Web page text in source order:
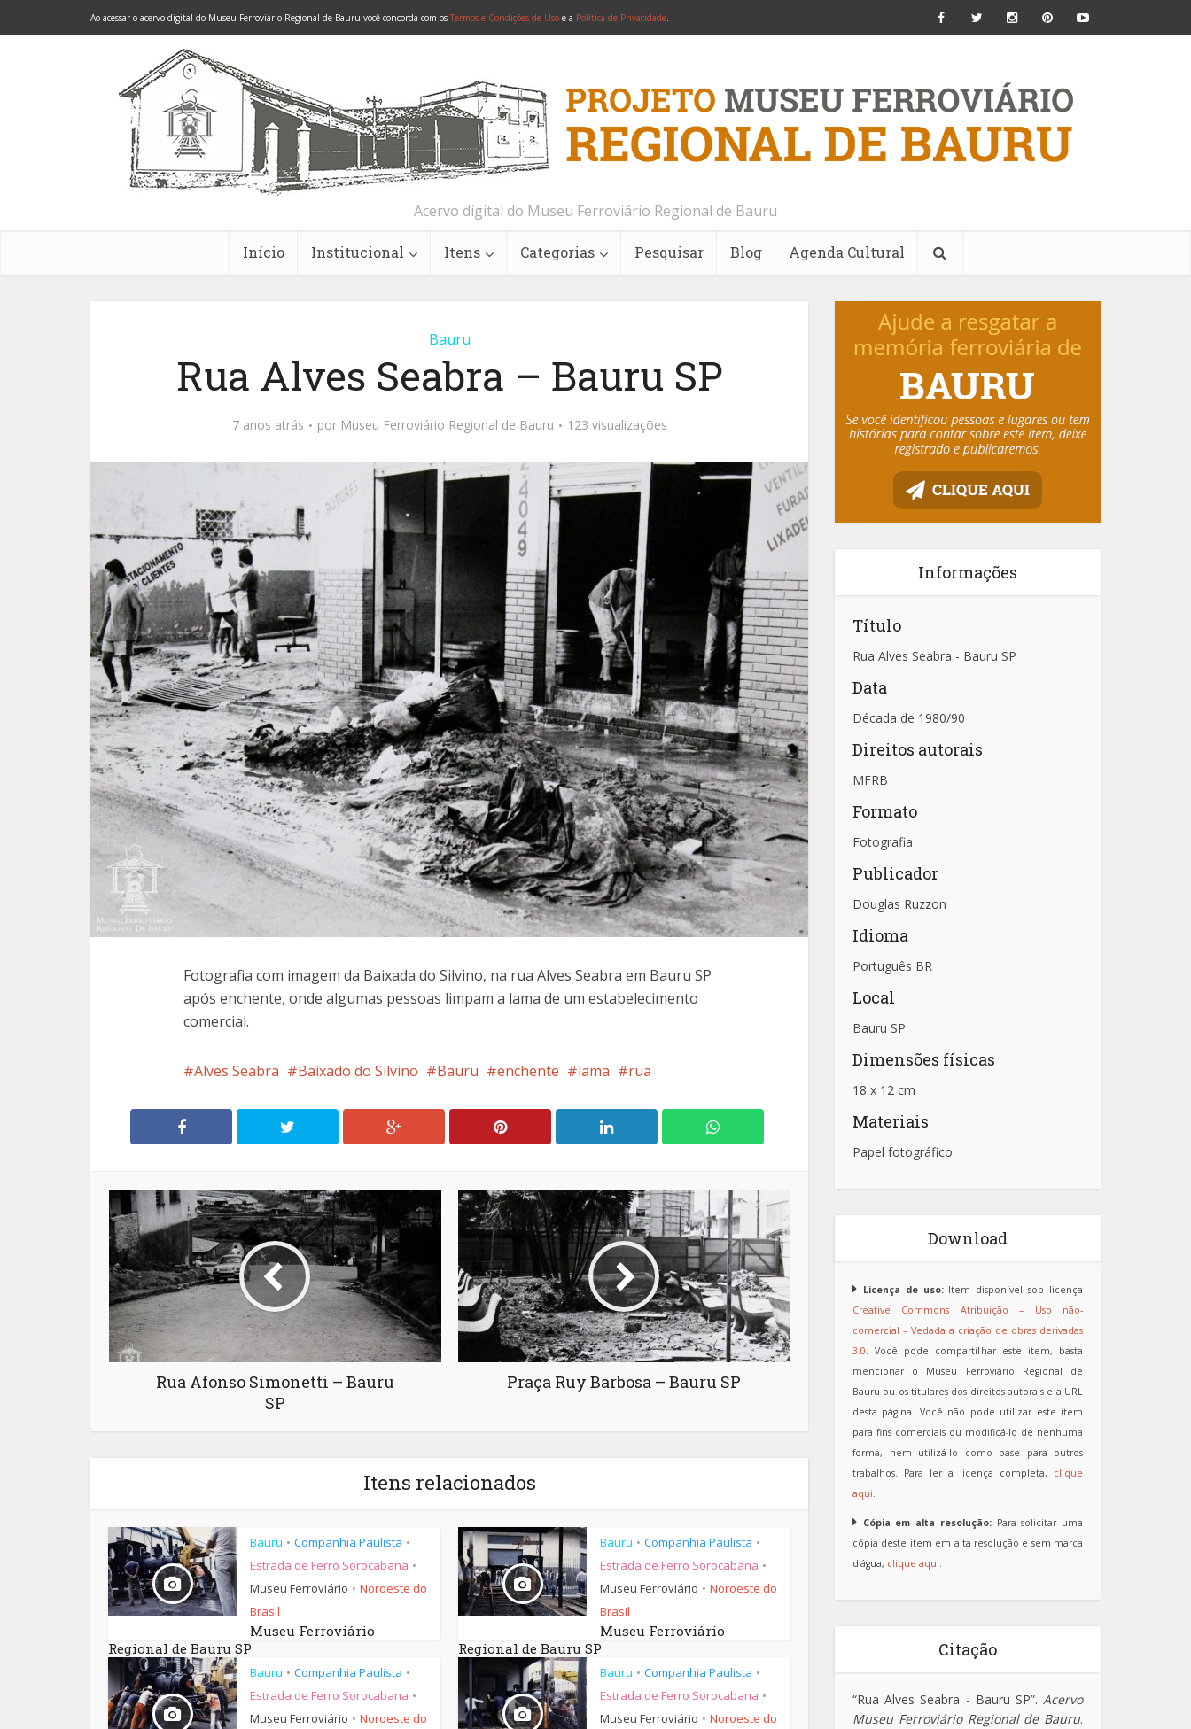
Ao acessar o acervo digital do Museu Ferroviário Regional de Bauru você concorda com os Termos e Condições de Uso e a Política de Privacidade.
Acervo digital do Museu Ferroviário Regional de Bauru
Início Institucional Itens Categorias Pesquisar Blog Agenda Cultural
Bauru
Rua Alves Seabra – Bauru SP
7 anos atrás por Museu Ferroviário Regional de Bauru 123 visualizações
Fotografia com imagem da Baixada do Silvino, na rua Alves Seabra em Bauru SP
após enchente, onde algumas pessoas limpam a lama de um estabelecimento
comercial.
Alves Seabra Baixado do Silvino Bauru enchente lama rua
Rua Afonso Simonetti – Bauru
SP
Praça Ruy Barbosa – Bauru SP
Itens relacionados
Bauru • Companhia Paulista •
Estrada de Ferro Sorocabana •
Museu Ferroviário • Noroeste do
Brasil
Museu Ferroviário
Regional de Bauru SP
Bauru • Companhia Paulista •
Estrada de Ferro Sorocabana •
Museu Ferroviário • Noroeste do
Brasil
Museu Ferroviário
Regional de Bauru SP
Bauru • Companhia Paulista •
Estrada de Ferro Sorocabana •
Museu Ferroviário • Noroeste do
Bauru • Companhia Paulista •
Estrada de Ferro Sorocabana •
Museu Ferroviário • Noroeste do
Informações
Título
Rua Alves Seabra - Bauru SP
Data
Década de 1980/90
Direitos autorais
MFRB
Formato
Fotografia
Publicador
Douglas Ruzzon
Idioma
Português BR
Local
Bauru SP
Dimensões físicas
18 x 12 cm
Materiais
Papel fotográfico
Download
Licença de uso:Item disponível sob licença
Creative Commons Atribuição – Uso não-
comercial – Vedada a criação de obras derivadas
3.0. Você pode compartilhar este item, basta
mencionar o Museu Ferroviário Regional de
Bauru ou os titulares dos direitos autorais e a URL
desta página. Você não pode utilizar este item
para fins comerciais ou modificá-lo de nenhuma
forma, nem utilizá-lo como base para outros
trabalhos. Para ler a licença completa, clique
aqui.
Cópia em alta resolução:Para solicitar uma
cópia deste item em alta resolução e sem marca
d'água, clique aqui.
Citação
“Rua Alves Seabra - Bauru SP”. Acervo
Museu Ferroviário Regional de Bauru.